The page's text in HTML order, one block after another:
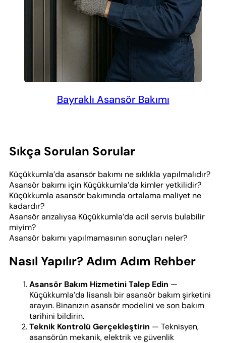
Bayraklı Asansör Bakımı
Sıkça Sorulan Sorular
Küçükkumla’da asansör bakımı ne sıklıkla yapılmalıdır?
Asansör bakımı için Küçükkumla’da kimler yetkilidir?
Küçükkumla asansör bakımında ortalama maliyet ne
kadardır?
Asansör arızalıysa Küçükkumla’da acil servis bulabilir
miyim?
Asansör bakımı yapılmamasının sonuçları neler?
Nasıl Yapılır? Adım Adım Rehber
Asansör Bakım Hizmetini Talep Edin —
Küçükkumla’da lisanslı bir asansör bakım şirketini
arayın. Binanızın asansör modelini ve son bakım
tarihini bildirin.
Teknik Kontrolü Gerçekleştirin — Teknisyen,
asansörün mekanik, elektrik ve güvenlik